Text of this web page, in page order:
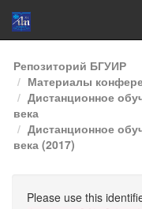
Skip
navigation
Репозиторий БГУИР
Материалы
Дистанционное
века
Дистанционное
века (2017)
Please use this